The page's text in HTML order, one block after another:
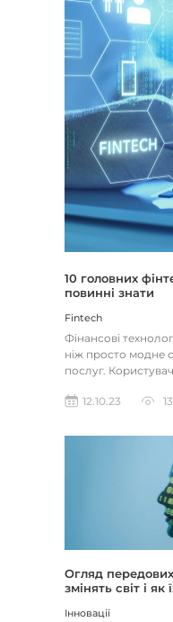
10 головних
повинні знати
Fintech
Фінансові
ніж просто модне
послуг.
12.10.23
Огляд
змінять світ і
Інновації